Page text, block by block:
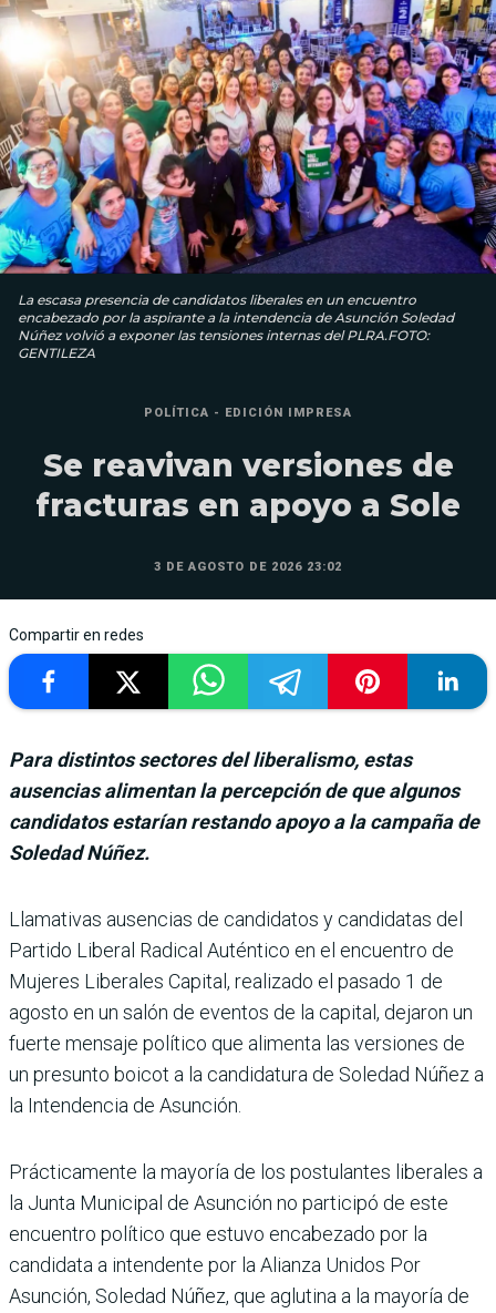
La escasa presencia de candidatos liberales en un encuentro
encabezado por la aspirante a la intendencia de Asunción Soledad
Núñez volvió a exponer las tensiones internas del PLRA.FOTO:
GENTILEZA
POLÍTICA - EDICIÓN IMPRESA
Se reavivan versiones de
fracturas en apoyo a Sole
3 DE AGOSTO DE 2026 23:02
Compartir en redes
Para distintos sectores del liberalismo, estas
ausencias alimentan la percepción de que algunos
candidatos estarían restando apoyo a la campaña de
Soledad Núñez.
Llamativas ausencias de can­didatos y candidatas del
Par­tido Liberal Radical Autén­tico en el encuentro de
Mujeres Liberales Capital, realizado el pasado 1 de
agosto en un salón de eventos de la capital, deja­ron un
fuerte mensaje político que alimenta las versiones de
un presunto boicot a la can­didatura de Soledad Núñez a
la Intendencia de Asunción.
Prácticamente la mayoría de los postulantes liberales a
la Junta Municipal de Asunción no participó de este
encuen­tro político que estuvo encabe­zado por la
candidata a inten­dente por la Alianza Unidos Por
Asunción, Soledad Núñez, que aglutina a la mayoría de